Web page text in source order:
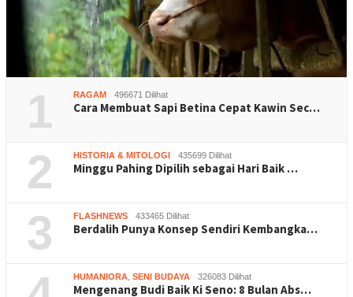
1 RAGAM 496671 Dilihat
Cara Membuat Sapi Betina Cepat Kawin Sec…
2 HISTORIA & MITOLOGI 435699 Dilihat
Minggu Pahing Dipilih sebagai Hari Baik …
3 FLASHNEWS 433465 Dilihat
Berdalih Punya Konsep Sendiri Kembangka…
HUMANIORA SENI BUDAYA 326083 Dilihat
Mengenang Budi Baik Ki Seno: 8 Bulan Abs…